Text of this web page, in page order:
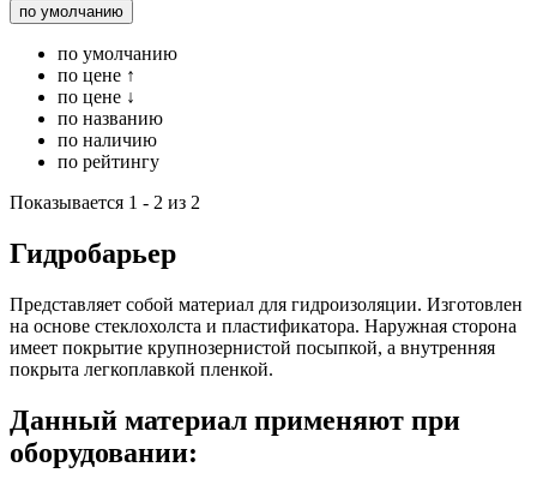
по умолчанию
по умолчанию
по цене ↑
по цене ↓
по названию
по наличию
по рейтингу
Показывается 1 - 2 из 2
Гидробарьер
Представляет собой материал для гидроизоляции. Изготовлен
на основе стеклохолста и пластификатора. Наружная сторона
имеет покрытие крупнозернистой посыпкой, а внутренняя
покрыта легкоплавкой пленкой.
Данный материал применяют при
оборудовании: